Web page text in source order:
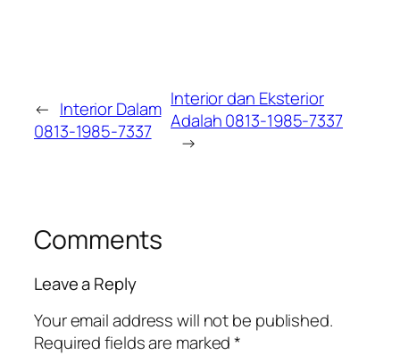
← Interior Dalam
0813-1985-7337
Interior dan Eksterior
Adalah 0813-1985-7337
→
Comments
Leave a Reply
Your email address will not be published.
Required fields are marked*